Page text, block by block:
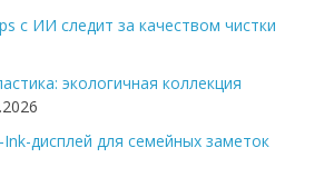
с ИИ следит за качеством чистки
экологичная коллекция
дисплей для семейных заметок